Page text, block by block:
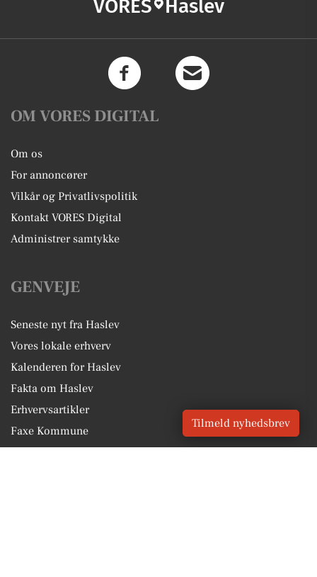
VORES Haslev
OM VORES DIGITAL
Om os
For annoncører
Vilkår og Privatlivspolitik
Kontakt VORES Digital
Administrer samtykke
GENVEJE
Seneste nyt fra Haslev
Vores lokale erhverv
Kalenderen for Haslev
Fakta om Haslev
Erhvervsartikler
Faxe Kommune
Tilmeld nyhedsbrev